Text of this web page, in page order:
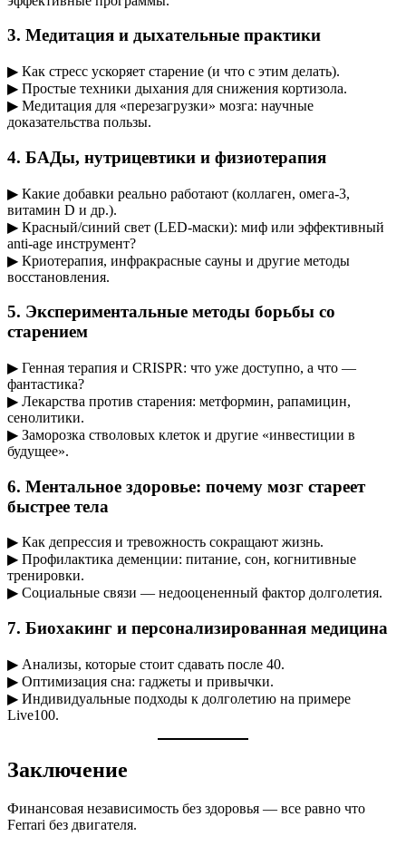
3. Медитация и дыхательные практики
▶ Как стресс ускоряет старение (и что с этим делать).
▶ Простые техники дыхания для снижения кортизола.
▶ Медитация для «перезагрузки» мозга: научные
доказательства пользы.
4. БАДы, нутрицевтики и физиотерапия
▶ Какие добавки реально работают (коллаген, омега-3,
витамин D и др.).
▶ Красный/синий свет (LED-маски): миф или эффективный
anti-age инструмент?
▶ Криотерапия, инфракрасные сауны и другие методы
восстановления.
5. Экспериментальные методы борьбы со
старением
▶ Генная терапия и CRISPR: что уже доступно, а что —
фантастика?
▶ Лекарства против старения: метформин, рапамицин,
сенолитики.
▶ Заморозка стволовых клеток и другие «инвестиции в
будущее».
6. Ментальное здоровье: почему мозг стареет
быстрее тела
▶ Как депрессия и тревожность сокращают жизнь.
▶ Профилактика деменции: питание, сон, когнитивные
тренировки.
▶ Социальные связи — недооцененный фактор долголетия.
7. Биохакинг и персонализированная медицина
▶ Анализы, которые стоит сдавать после 40.
▶ Оптимизация сна: гаджеты и привычки.
▶ Индивидуальные подходы к долголетию на примере
Live100.
Заключение
Финансовая независимость без здоровья — все равно что
Ferrari без двигателя.